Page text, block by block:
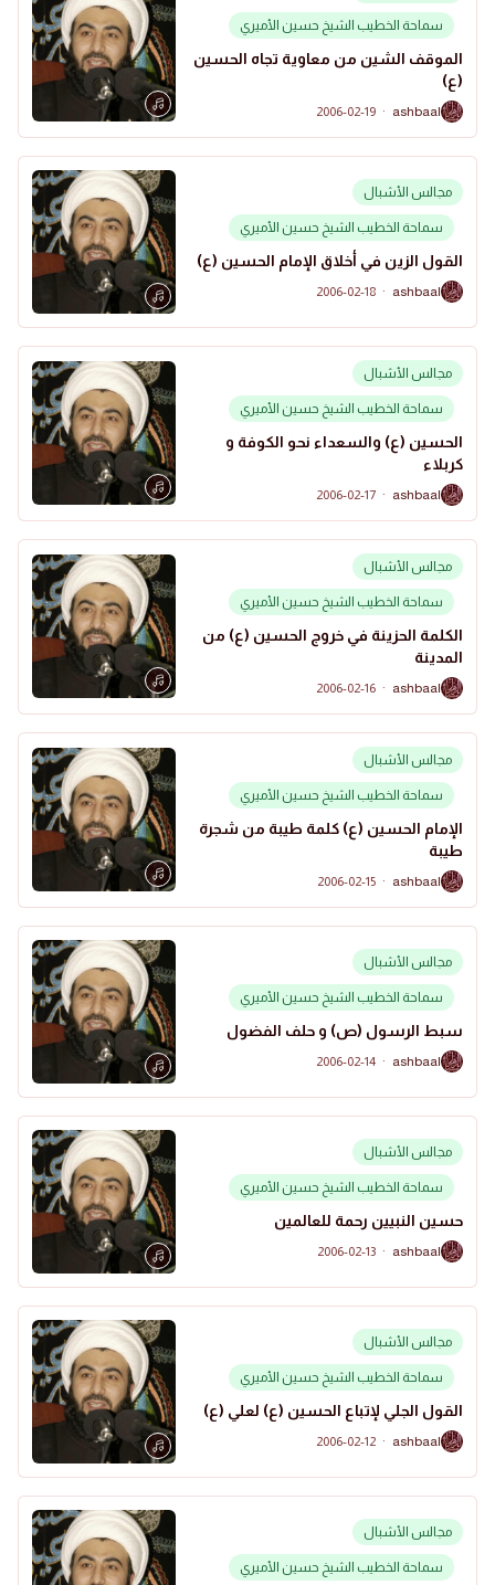
سماحة الخطيب الشيخ حسين الأميري
الموقف الشين من معاوية تجاه الحسين
(ع)
A
ashbaal
·
2006-02-19
مجالس الأشبال
سماحة الخطيب الشيخ حسين الأميري
القول الزين في أخلاق الإمام الحسين (ع)
A
ashbaal
·
2006-02-18
مجالس الأشبال
سماحة الخطيب الشيخ حسين الأميري
الحسين (ع) والسعداء نحو الكوفة و
كربلاء
A
ashbaal
·
2006-02-17
مجالس الأشبال
سماحة الخطيب الشيخ حسين الأميري
الكلمة الحزينة في خروج الحسين (ع) من
المدينة
A
ashbaal
·
2006-02-16
مجالس الأشبال
سماحة الخطيب الشيخ حسين الأميري
الإمام الحسين (ع) كلمة طيبة من شجرة
طيبة
A
ashbaal
·
2006-02-15
مجالس الأشبال
سماحة الخطيب الشيخ حسين الأميري
سبط الرسول (ص) و حلف الفضول
A
ashbaal
·
2006-02-14
مجالس الأشبال
سماحة الخطيب الشيخ حسين الأميري
حسين النبيين رحمة للعالمين
A
ashbaal
·
2006-02-13
مجالس الأشبال
سماحة الخطيب الشيخ حسين الأميري
القول الجلي لإتباع الحسين (ع) لعلي (ع)
A
ashbaal
·
2006-02-12
مجالس الأشبال
سماحة الخطيب الشيخ حسين الأميري